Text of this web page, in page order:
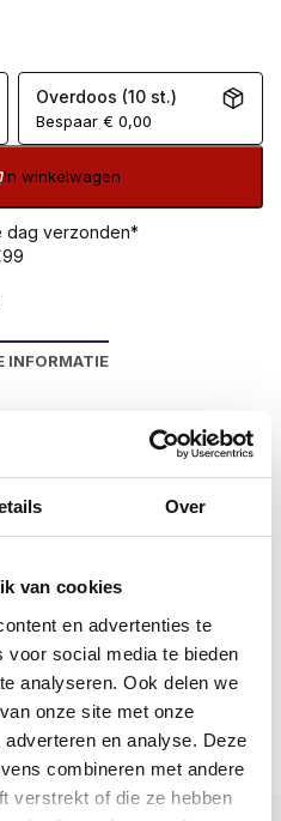
Over
van cookies
en advertenties te
voor social media te bieden
analyseren. Ook delen we
onze site met onze
en analyse. Deze
combineren met andere
verstrekt of die ze hebben
Overdoos (10 st.)
Bespaar€ 0,00
In winkelwagen
dag verzonden*
INFORMATIE
buiten gebruikt worden
Voordelen van
krachtoverbrenging
en minder kans dat
schiet. Hierdoor wordt
bits voor een
schroeven zijn
waslaagje dat als